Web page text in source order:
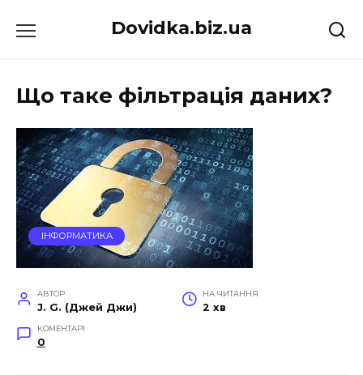
до
Dovidka.biz.ua
Що таке фільтрація даних?
ІНФОРМАТИКА
АВТОР
J. G. (Джей Джи)
НА ЧИТАННЯ
2 хв
КОМЕНТАРІ
0